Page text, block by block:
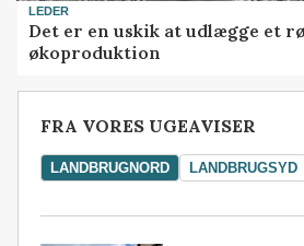
LEDER
Det er en uskik at udlægge et
økoproduktion
FRA VORES UGEAVISER
LANDBRUGNORD LANDBRUGSYD